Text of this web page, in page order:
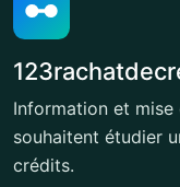
Information et
souhaitent étudier
crédits.